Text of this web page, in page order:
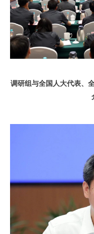
调研组与全国人大代表、